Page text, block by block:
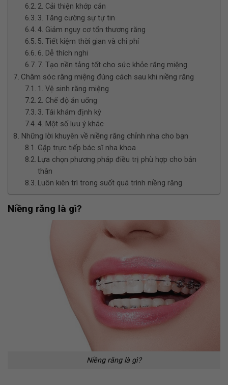
2. Cải thiện khớp cắn
3. Tăng cường sự tự tin
4. Giảm nguy cơ tổn thương răng
5. Tiết kiệm thời gian và chi phí
6. Dễ thích nghi
7. Tạo nền tảng tốt cho sức khỏe răng miệng
Chăm sóc răng miệng đúng cách sau khi niềng răng
1. Vệ sinh răng miệng
2. Chế độ ăn uống
3. Tái khám định kỳ
4. Một số lưu ý khác
Những lời khuyên về niềng răng chỉnh nha cho bạn
Gặp trực tiếp bác sĩ nha khoa
Lựa chọn phương pháp điều trị phù hợp cho bản
thân
Luôn kiên trì trong suốt quá trình niềng răng
Niềng răng là gì?
Niềng răng là gì?